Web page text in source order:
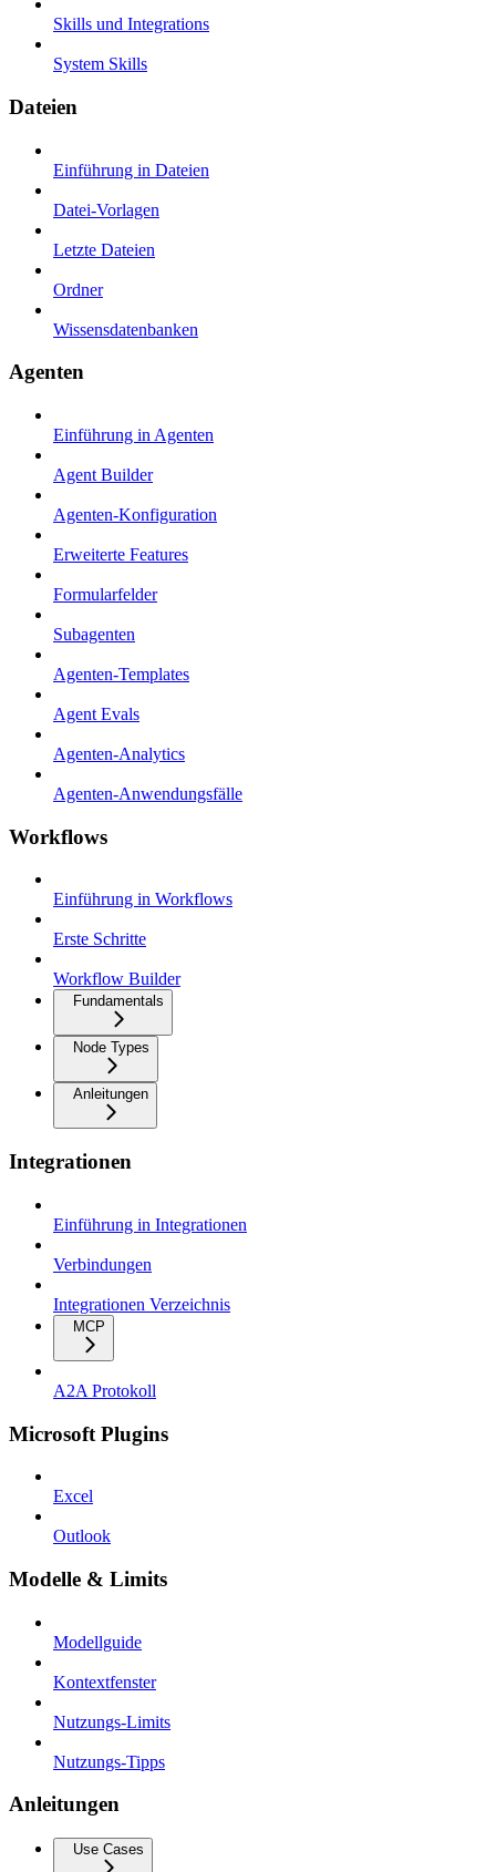
Skills und Integrations
System Skills
Dateien
Einführung in Dateien
Datei-Vorlagen
Letzte Dateien
Ordner
Wissensdatenbanken
Agenten
Einführung in Agenten
Agent Builder
Agenten-Konfiguration
Erweiterte Features
Formularfelder
Subagenten
Agenten-Templates
Agent Evals
Agenten-Analytics
Agenten-Anwendungsfälle
Workflows
Einführung in Workflows
Erste Schritte
Workflow Builder
Fundamentals
Node Types
Anleitungen
Integrationen
Einführung in Integrationen
Verbindungen
Integrationen Verzeichnis
MCP
A2A Protokoll
Microsoft Plugins
Excel
Outlook
Modelle & Limits
Modellguide
Kontextfenster
Nutzungs-Limits
Nutzungs-Tipps
Anleitungen
Use Cases